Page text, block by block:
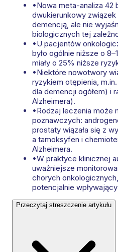
•Nowa meta-analiza 42
dwukierunkowy
demencją, ale nie
biologicznych tej
•U pacjentów
było ogólnie niższe o
miały o 25% niższe
•Niektóre nowotwory
ryzykiem otępienia,
dla demencji ogółem) i
Alzheimera).
•Rodzaj leczenia może
poznawczych:
prostaty wiązała się z
a tamoksyfen i
Alzheimera.
•W praktyce klinicznej
uważniejsze
chorych
potencjalnie
Przeczytaj streszczenie artykułu